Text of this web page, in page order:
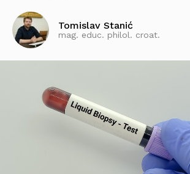
Tomislav Stanić
mag. educ. philol. croat.